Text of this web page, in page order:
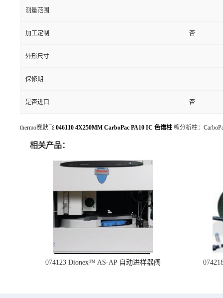
测量范围
加工定制 否
外形尺寸
保修期
是否进口 否
thermo赛默飞 046110 4X250MM CarboPac PA10 IC 色谱柱 糖分析柱：
相关产品：
074123 Dionex™ AS-AP 自动进样器阀